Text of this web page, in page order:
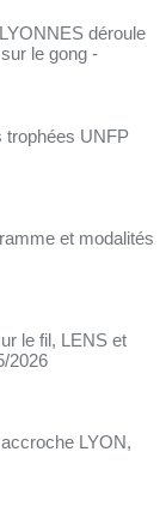
déroule
le gong -
trophées UNFP
et modalités
le fil, LENS et
2026
LYON,